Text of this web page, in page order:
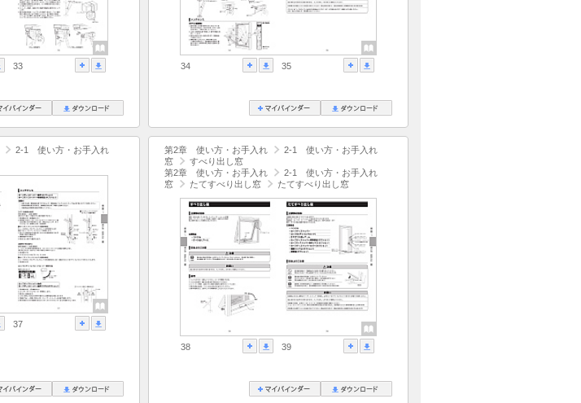
33 34 35
2-1 使い方・お手入れ
37
第2章 使い方・お手入れ
2-1 使い方・お手入れ
窓
すべり出し窓
第2章 使い方・お手入れ
2-1 使い方・お手入れ
窓
たてすべり出し窓 たてすべり出し窓
38 39